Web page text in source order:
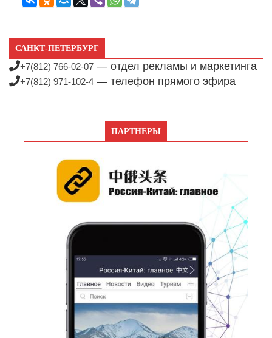
САНКТ-ПЕТЕРБУРГ
+7(812) 766-02-07 — отдел рекламы и маркетинга
+7(812) 971-102-4 — телефон прямого эфира
ПАРТНЕРЫ